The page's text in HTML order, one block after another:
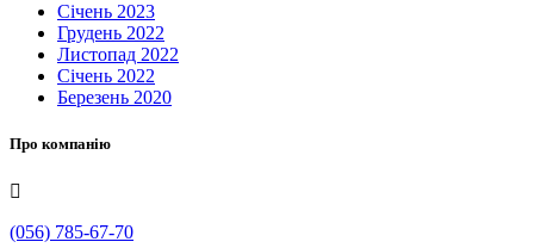
Січень 2023
Грудень 2022
Листопад 2022
Січень 2022
Березень 2020
Про компанію
(056) 785-67-70